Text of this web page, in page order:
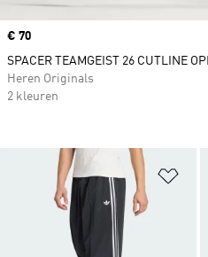
Price
€ 70
SPACER TEAMGEIST 26 CUTLINE
Heren Originals
2 kleuren